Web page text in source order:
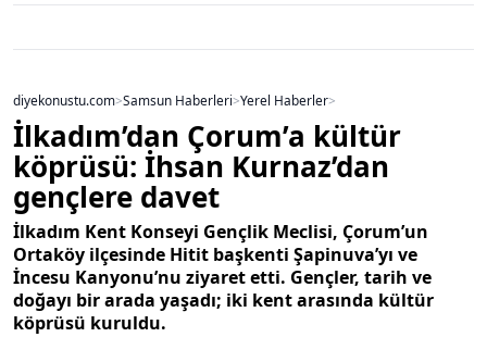
diyekonustu.com>Samsun Haberleri>Yerel Haberler>
İlkadım’dan Çorum’a kültür
köprüsü: İhsan Kurnaz’dan
gençlere davet
İlkadım Kent Konseyi Gençlik Meclisi, Çorum’un
Ortaköy ilçesinde Hitit başkenti Şapinuva’yı ve
İncesu Kanyonu’nu ziyaret etti. Gençler, tarih ve
doğayı bir arada yaşadı; iki kent arasında kültür
köprüsü kuruldu.